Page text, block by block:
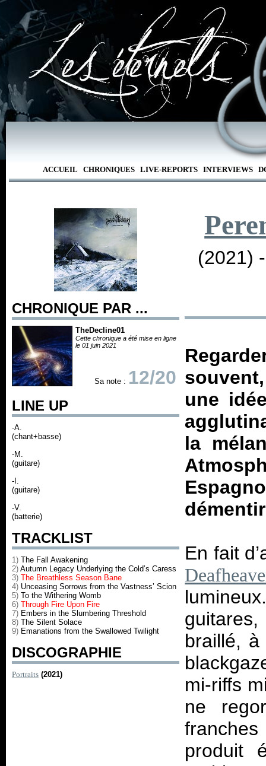
ACCUEIL CHRONIQUES LIVE-REPORTS INTERVIEWS
CHRONIQUE PAR ...
TheDecline01
Cette chronique a été mise en ligne
le 01 juin 2021
Sa note : 12/20
LINE UP
-A.
(chant+basse)
-M.
(guitare)
-I.
(guitare)
-V.
(batterie)
TRACKLIST
1) The Fall Awakening
2) Autumn Legacy Underlying the Cold’s Caress
3) The Breathless Season Bane
4) Unceasing Sorrows from the Vastness’ Scion
5) To the Withering Womb
6) Through Fire Upon Fire
7) Embers in the Slumbering Threshold
8) The Silent Solace
9) Emanations from the Swallowed Twilight
DISCOGRAPHIE
Portraits (2021)
(2021)
une
la
En fait
braillé,
mi-riffs
ne
produit